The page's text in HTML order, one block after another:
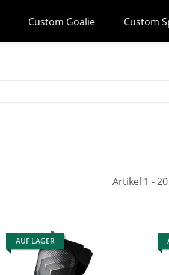
Custom Goalie Custom
Artikel 1 -
AUF LAGER